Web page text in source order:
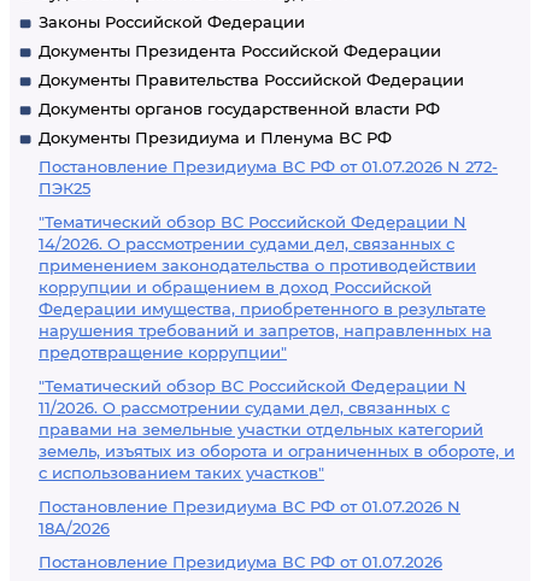
Законы Российской Федерации
Документы Президента Российской Федерации
Документы Правительства Российской Федерации
Документы органов государственной власти РФ
Документы Президиума и Пленума ВС РФ
Постановление Президиума ВС РФ от 01.07.2026 N 272-
ПЭК25
"Тематический обзор ВС Российской Федерации N
14/2026. О рассмотрении судами дел, связанных с
применением законодательства о противодействии
коррупции и обращением в доход Российской
Федерации имущества, приобретенного в результате
нарушения требований и запретов, направленных на
предотвращение коррупции"
"Тематический обзор ВС Российской Федерации N
11/2026. О рассмотрении судами дел, связанных с
правами на земельные участки отдельных категорий
земель, изъятых из оборота и ограниченных в обороте, и
с использованием таких участков"
Постановление Президиума ВС РФ от 01.07.2026 N
18А/2026
Постановление Президиума ВС РФ от 01.07.2026